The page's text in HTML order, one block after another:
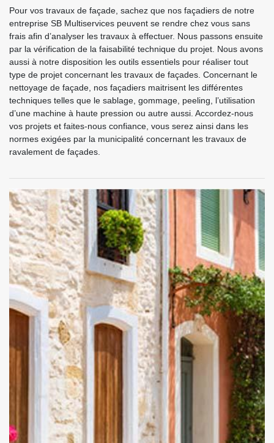
Pour vos travaux de façade, sachez que nos façadiers de notre
entreprise SB Multiservices peuvent se rendre chez vous sans
frais afin d’analyser les travaux à effectuer. Nous passons ensuite
par la vérification de la faisabilité technique du projet. Nous avons
aussi à notre disposition les outils essentiels pour réaliser tout
type de projet concernant les travaux de façades. Concernant le
nettoyage de façade, nos façadiers maitrisent les différentes
techniques telles que le sablage, gommage, peeling, l’utilisation
d’une machine à haute pression ou autre aussi. Accordez-nous
vos projets et faites-nous confiance, vous serez ainsi dans les
normes exigées par la municipalité concernant les travaux de
ravalement de façades.